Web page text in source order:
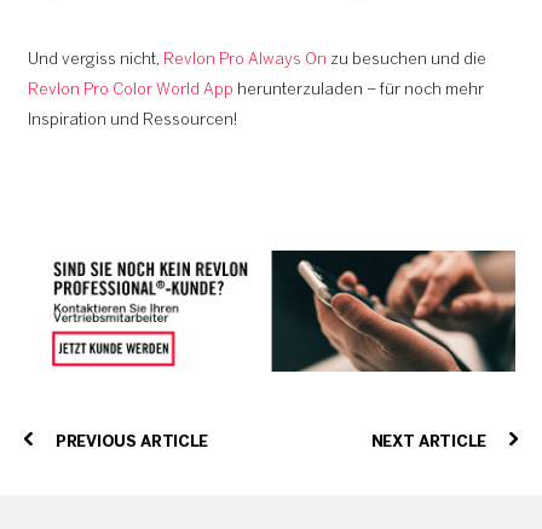
Und vergiss nicht, Revlon Pro Always On zu besuchen und die
Revlon Pro Color World App herunterzuladen – für noch mehr
Inspiration und Ressourcen!
PREVIOUS ARTICLE NEXT ARTICLE